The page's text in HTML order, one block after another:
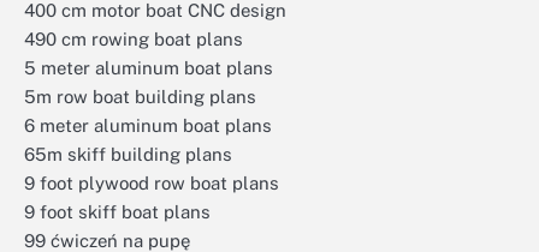
400 cm motor boat CNC design
490 cm rowing boat plans
5 meter aluminum boat plans
5m row boat building plans
6 meter aluminum boat plans
65m skiff building plans
9 foot plywood row boat plans
9 foot skiff boat plans
99 ćwiczeń na pupę